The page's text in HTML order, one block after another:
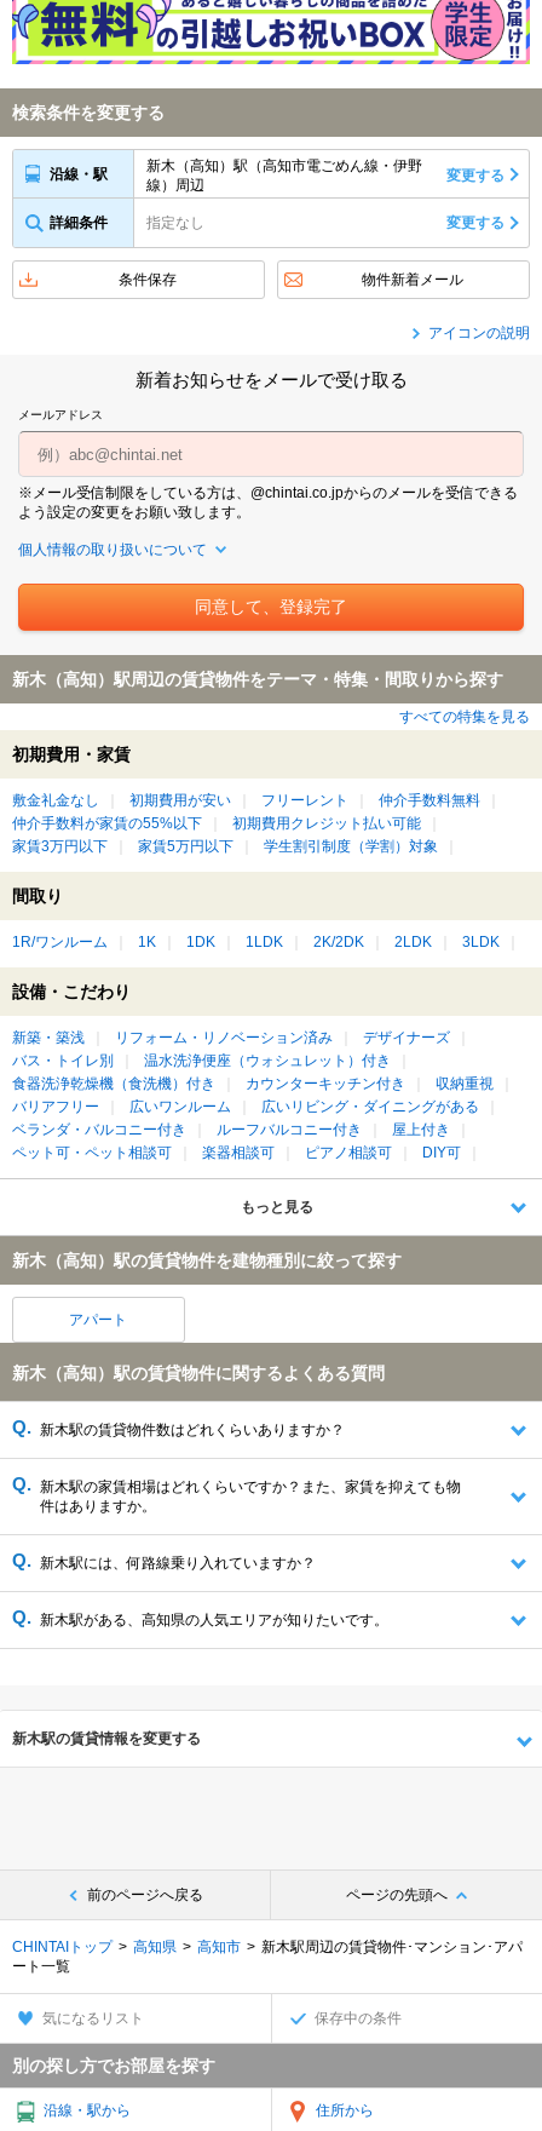
検索条件を変更する
沿線・駅
新木（高知）駅（高知市電ごめん線・伊野
線）周辺
変更する
詳細条件 指定なし 変更する
条件保存 物件新着メール
アイコンの説明
新着お知らせをメールで受け取る
メールアドレス
※メール受信制限をしている方は、@chintai.co.jpからのメールを受信できる
よう設定の変更をお願い致します。
個人情報の取り扱いについて
新木（高知）駅周辺の賃貸物件をテーマ・特集・間取りから探す
すべての特集を見る
初期費用・家賃
敷金礼金なし 初期費用が安い フリーレント
仲介手数料無料
仲介手数料が家賃の55%以下
初期費用クレジット払い可能
家賃3万円以下
家賃5万円以下 学生割引制度（学割）対象
間取り
1R/ワンルーム 1K 1DK 1LDK 2K/2DK 2LDK 3LDK
設備・こだわり
新築・築浅 リフォーム・リノベーション済み
デザイナーズ
バス・トイレ別
温水洗浄便座（ウォシュレット）付き
食器洗浄乾燥機（食洗機）付き
カウンターキッチン付き
収納重視
バリアフリー
広いワンルーム
広いリビング・ダイニングがある
ベランダ・バルコニー付き
ルーフバルコニー付き
屋上付き
ペット可・ペット相談可
楽器相談可 ピアノ相談可 DIY可
もっと見る
新木（高知）駅の賃貸物件を建物種別に絞って探す
アパート
新木（高知）駅の賃貸物件に関するよくある質問
新木駅の賃貸物件数はどれくらいありますか？
新木駅の家賃相場はどれくらいですか？また、家賃を抑えても物
件はありますか。
新木駅には、何路線乗り入れていますか？
新木駅がある、高知県の人気エリアが知りたいです。
新木駅の賃貸情報を変更する
前のページへ戻る ページの先頭へ
CHINTAIトップ 高知県 高知市
新木駅周辺の賃貸物件･マンション･アパ
ート一覧
気になるリスト 保存中の条件
別の探し方でお部屋を探す
沿線・駅から 住所から